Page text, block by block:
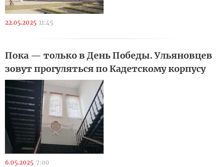
22.05.2025 11:45
Пока — только в День Победы. Ульяновцев
зовут прогуляться по Кадетскому корпусу
6.05.2025 7:00